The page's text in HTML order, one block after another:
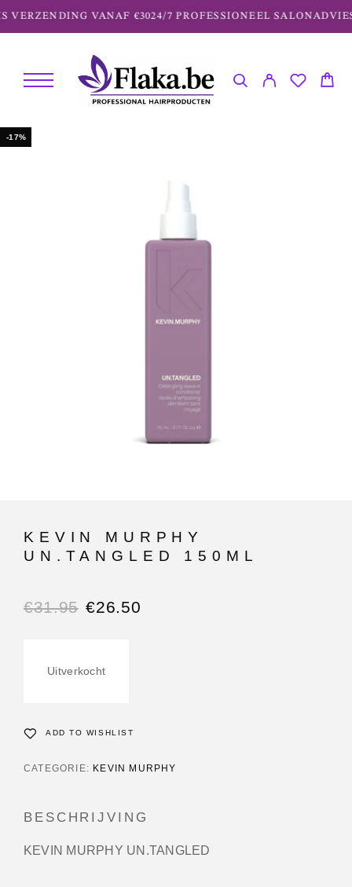
VERZENDING VANAF €3024/7 PROFESSIONEEL SALONADVIES
-17%
KEVIN MURPHY
UN.TANGLED 150ML
€31.95 €26.50
Uitverkocht
ADD TO WISHLIST
CATEGORIE: KEVIN MURPHY
BESCHRIJVING
KEVIN MURPHY UN.TANGLED